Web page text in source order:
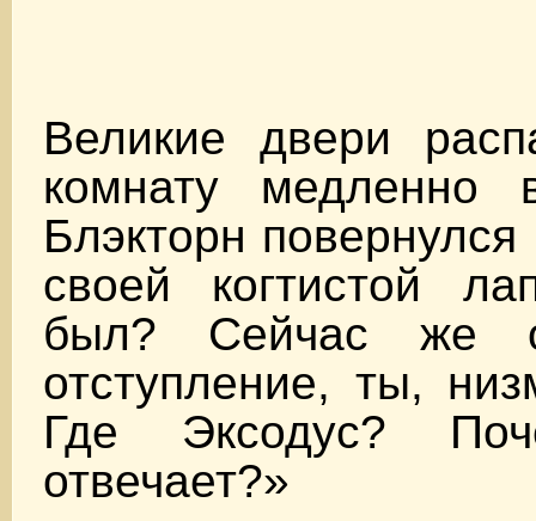
Великие двери
комнату медленно
Блэкторн повернулся
своей когтистой
был? Сейчас же
отступление, ты,
Где Эксодус?
отвечает?»